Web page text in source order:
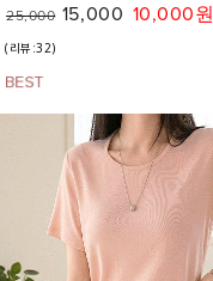
25,000 15,000 10,000원
(리뷰:32)